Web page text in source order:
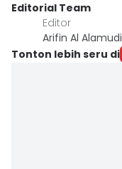
Editorial Team
Editor
Arifin Al Alamudi
Tonton lebih seru di